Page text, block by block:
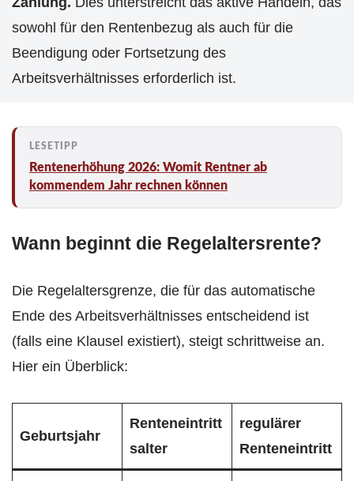
sowohl für den Rentenbezug als auch für die
Beendigung oder Fortsetzung des
Arbeitsverhältnisses erforderlich ist.
Rentenerhöhung 2026: Womit Rentner ab
kommendem Jahr rechnen können
Wann beginnt die Regelaltersrente?
Die Regelaltersgrenze, die für das automatische
Ende des Arbeitsverhältnisses entscheidend ist
(falls eine Klausel existiert), steigt schrittweise an.
Hier ein Überblick:
Geburtsjahr
Renteneintritt
salter
regulärer
Renteneintritt